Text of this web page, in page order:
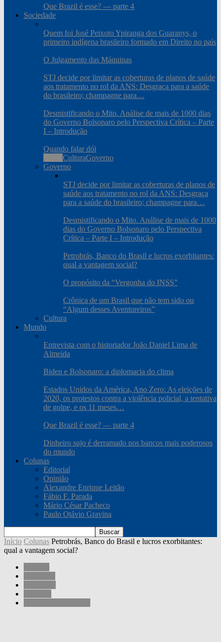
Que Brazil é esse? — parte 4
Sociedade
Quem foi José Peixoto Ypiranga dos Guaranys, o
primeiro indígena brasileiro formado em Direito no país
O Julgamento das Máquinas
STJ decide por limitar as coberturas de planos de saúde
aos tratamento no rol da ANS: Desgraça para a saúde
do brasileiro; champagne para…
Desmistificando o Mito. Análise de mais de 1000 dias
do Governo Bolsonaro pelo Perspectiva Crítica – Parte
I – Introdução
Quando falar dói
CulturaGoverno
Governo
STJ decide por limitar as coberturas de planos de
saúde aos tratamento no rol da ANS: Desgraça
para a saúde do brasileiro; champagne para…
Desmistificando o Mito. Análise de mais de 1000
dias do Governo Bolsonaro pelo Perspectiva
Crítica – Parte I – Introdução
Petrobrás, Banco do Brasil e lucros exorbitantes:
qual a vantagem social?
O propósito da “Vergonha do INSS”
Crônica de um Brasil que não tem sido ou
“Algum desses Aventureiros”
Cultura
Mundo
Entrevista com o historiador João Daniel Lima de
Almeida
Biden e Bolsonaro: a diplomacia do clima
Estados Unidos da América, Ano Zero: As eleições de
2020, os protestos contra a violência policial, a tentativa
de golpe, e os 11 meses…
Que Brazil é esse? — parte 4
Dinheiro sujo é derramado nos bancos mais poderosos
do mundo
Colunas
Editorial
Opinião
Alexandre Enrique Leitão
Fábio F. Parada
Mário César Pacheco
Paulo Otávio Gravina
Início Colunas Petrobrás, Banco do Brasil e lucros exorbitantes:
qual a vantagem social?